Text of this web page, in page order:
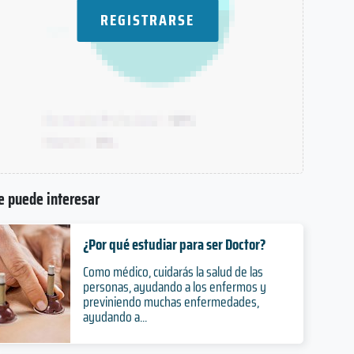
REGISTRARSE
puede interesar
¿Por qué estudiar para ser Doctor?
Como médico, cuidarás la salud de las
personas, ayudando a los enfermos y
previniendo muchas enfermedades,
ayudando a...